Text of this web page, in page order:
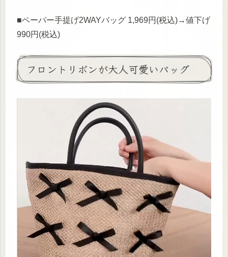
■ペーパー手提げ2WAYバッグ 1,969円(税込)→値下げ
990円(税込)
フロントリボンが大人可愛いバッグ